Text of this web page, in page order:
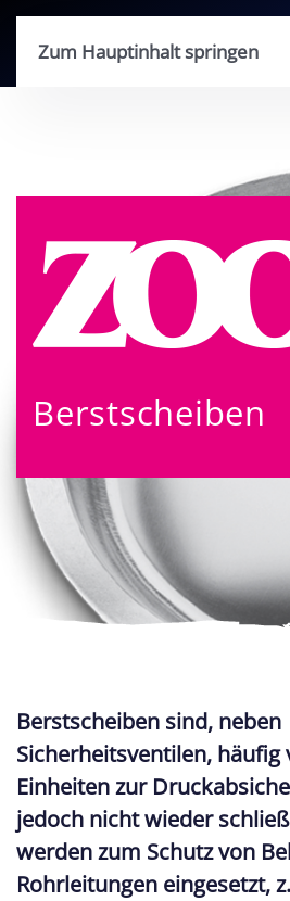
Zum Hauptinhalt springen
Berstscheiben
Berstscheiben sind, neben
Sicherheitsventilen, häufig
Einheiten zur
jedoch nicht wieder
werden zum Schutz von
Rohrleitungen eingesetzt,